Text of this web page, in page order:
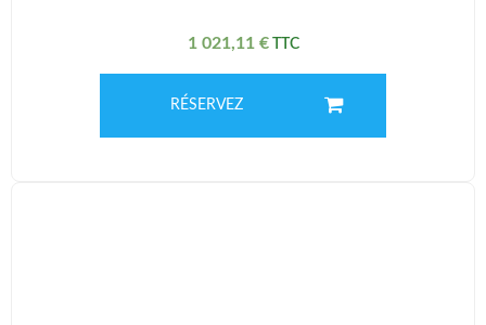
1 021,11 €
RÉSERVEZ